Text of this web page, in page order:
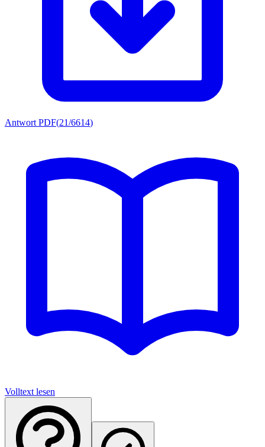
Antwort PDF(21/6614)
Volltext lesen